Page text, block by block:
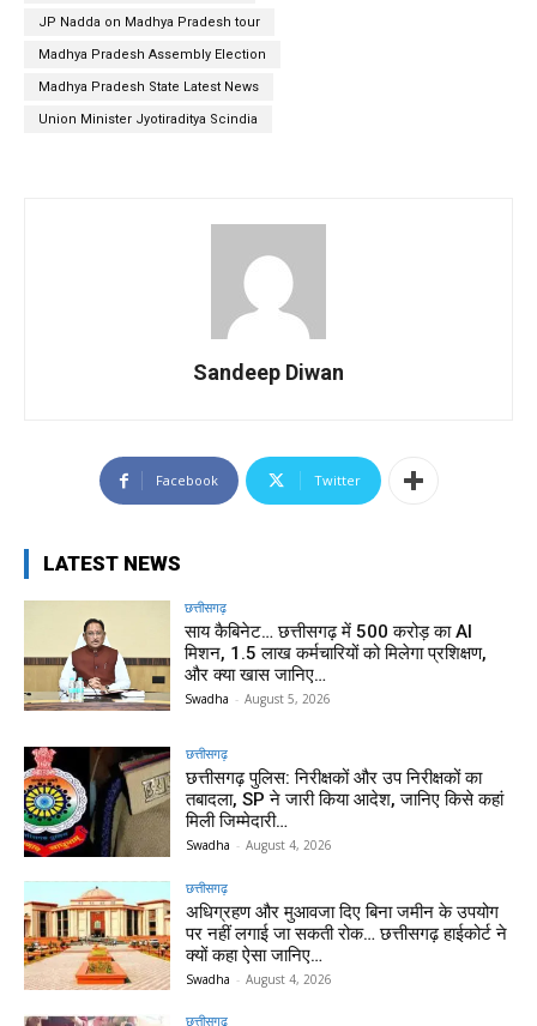
JP Nadda on Madhya Pradesh tour
Madhya Pradesh Assembly Election
Madhya Pradesh State Latest News
Union Minister Jyotiraditya Scindia
Sandeep Diwan
Facebook Twitter
LATEST NEWS
छत्तीसगढ़
साय कैबिनेट… छत्तीसगढ़ में 500 करोड़ का AI
मिशन, 1.5 लाख कर्मचारियों को मिलेगा प्रशिक्षण,
और क्या खास जानिए…
Swadha - August 5, 2026
छत्तीसगढ़
छत्तीसगढ़ पुलिस: निरीक्षकों और उप निरीक्षकों का
तबादला, SP ने जारी किया आदेश, जानिए किसे कहां
मिली जिम्मेदारी…
Swadha - August 4, 2026
छत्तीसगढ़
अधिग्रहण और मुआवजा दिए बिना जमीन के उपयोग
पर नहीं लगाई जा सकती रोक… छत्तीसगढ़ हाईकोर्ट ने
क्यों कहा ऐसा जानिए…
Swadha - August 4, 2026
छत्तीसगढ़